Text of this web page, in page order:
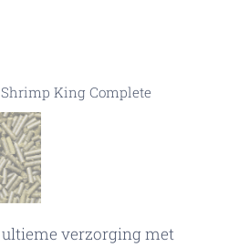
King Complete
King Complete Sticks
ultieme verzorging met